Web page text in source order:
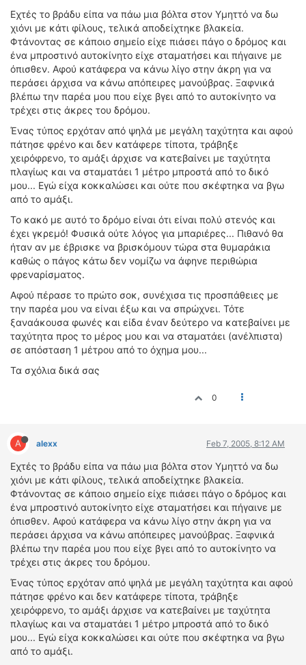
Εχτές το βράδυ είπα να πάω μια βόλτα στον Υμηττό να δω
χιόνι με κάτι φίλους, τελικά αποδείχτηκε βλακεία.
Φτάνοντας σε κάποιο σημείο είχε πιάσει πάγο ο δρόμος και
ένα μπροστινό αυτοκίνητο είχε σταματήσει και πήγαινε με
όπισθεν. Αφού κατάφερα να κάνω λίγο στην άκρη για να
περάσει άρχισα να κάνω απόπειρες μανούβρας. Ξαφνικά
βλέπω την παρέα μου που είχε βγει από το αυτοκίνητο να
τρέχει στις άκρες του δρόμου.
Ένας τύπος ερχόταν από ψηλά με μεγάλη ταχύτητα και αφού
πάτησε φρένο και δεν κατάφερε τίποτα, τράβηξε
χειρόφρενο, το αμάξι άρχισε να κατεβαίνει με ταχύτητα
πλαγίως και να σταματάει 1 μέτρο μπροστά από το δικό
μου... Εγώ είχα κοκκαλώσει και ούτε που σκέφτηκα να βγω
από το αμάξι.
Το κακό με αυτό το δρόμο είναι ότι είναι πολύ στενός και
έχει γκρεμό! Φυσικά ούτε λόγος για μπαριέρες... Πιθανό θα
ήταν αν με έβρισκε να βρισκόμουν τώρα στα θυμαράκια
καθώς ο πάγος κάτω δεν νομίζω να άφηνε περιθώρια
φρεναρίσματος.
Αφού πέρασε το πρώτο σοκ, συνέχισα τις προσπάθειες με
την παρέα μου να είναι έξω και να σπρώχνει. Τότε
ξαναάκουσα φωνές και είδα έναν δεύτερο να κατεβαίνει με
ταχύτητα προς το μέρος μου και να σταματάει (ανέλπιστα)
σε απόσταση 1 μέτρου από το όχημα μου...
Τα σχόλια δικά σας
0
A alexx Feb 7, 2005, 8:12 AM
Εχτές το βράδυ είπα να πάω μια βόλτα στον Υμηττό να δω
χιόνι με κάτι φίλους, τελικά αποδείχτηκε βλακεία.
Φτάνοντας σε κάποιο σημείο είχε πιάσει πάγο ο δρόμος και
ένα μπροστινό αυτοκίνητο είχε σταματήσει και πήγαινε με
όπισθεν. Αφού κατάφερα να κάνω λίγο στην άκρη για να
περάσει άρχισα να κάνω απόπειρες μανούβρας. Ξαφνικά
βλέπω την παρέα μου που είχε βγει από το αυτοκίνητο να
τρέχει στις άκρες του δρόμου.
Ένας τύπος ερχόταν από ψηλά με μεγάλη ταχύτητα και αφού
πάτησε φρένο και δεν κατάφερε τίποτα, τράβηξε
χειρόφρενο, το αμάξι άρχισε να κατεβαίνει με ταχύτητα
πλαγίως και να σταματάει 1 μέτρο μπροστά από το δικό
μου... Εγώ είχα κοκκαλώσει και ούτε που σκέφτηκα να βγω
από το αμάξι.
VIDEO
4TTV
ΝΕΑ ΜΟΝΤΕΛΑ
ΑΓΩΝΕΣ
CANDID CAMERA
ΤΕΧΝΟΛΟΓΙΑ
ΕΙΔΗΣΕΙΣ – ΠΑΡΟΥΣΙΑΣΕΙΣ
ΛΕΞΙΚΟ
ΠΕΡΙΒΑΛΛΟΝ
ΔΟΚΙΜΕΣ – ΠΑΡΟΥΣΙΑΣΕΙΣ
ΕΙΔΗΣΕΙΣ
ΑΓΩΝΕΣ
ΔΙΕΘΝΕΙΣ ΑΓΩΝΕΣ
ΕΛΛΗΝΙΚΟΙ ΑΓΩΝΕΣ
ΤΙΜΕΣ
ΚΑΤΑΣΚΕΥΑΣΤΕΣ
ΠΡΟΣΩΠΙΚΟΤΗΤΕΣ
ΑΓΩΝΙΣΤΙΚΑ ΑΥΤΟΚΙΝΗΤΑ
ΑΓΩΝΕΣ/ΔΙΟΡΓΑΝΩΣΕΙΣ
ΑΓΟΡΑ
ΠΩΛΗΣΕΙΣ
ΠΡΟΣΦΟΡΕΣ
2ΤΡΟΧΟΙ
ΟΔΗΓΟΥΜΕ
ΕΠΙΚΑΙΡΟΤΗΤΑ
ΑΓΩΝΕΣ